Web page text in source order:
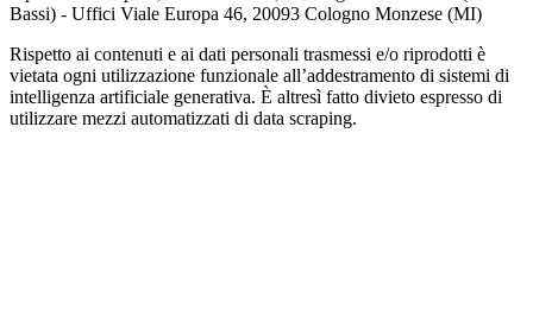
Bassi) - Uffici Viale Europa 46, 20093 Cologno Monzese (MI)
Rispetto ai contenuti e ai dati personali trasmessi e/o riprodotti è
vietata ogni utilizzazione funzionale all’addestramento di sistemi di
intelligenza artificiale generativa. È altresì fatto divieto espresso di
utilizzare mezzi automatizzati di data scraping.